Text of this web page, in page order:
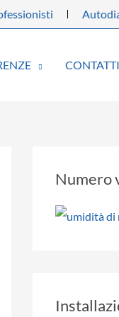
CONTATTI
Numero